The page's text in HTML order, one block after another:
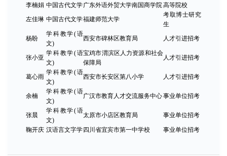
李楠娟 中国古代文学广东外语外贸大学南国商学院高等院校
左佳琳 中国古代文学福建师范大学
考取博士研究
生
杨盼
学科教学(语
文)
西安市碑林区教育局 人才引进招考
张小亚
学科教学(语
文)
宝鸡市渭滨区人力资源和社会
保障局
人才引进招考
葛心雨
学科教学(语
文)
西安市长安区第八小学 人才引进招考
余楠
学科教学(语
文)
广汉市教育人才交流服务中心事业单位招考
张晨
学科教学(语
文)
太原市小店区教育局 事业单位招考
鞠开庆 汉语言文字学 四川省宜宾市第一中学校 事业单位招考